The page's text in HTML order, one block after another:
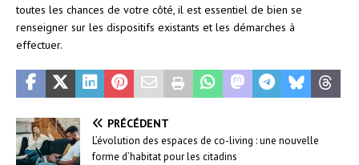
toutes les chances de votre côté, il est essentiel de bien se
renseigner sur les dispositifs existants et les démarches à
effectuer.
PRÉCÉDENT
L’évolution des espaces de co-living : une nouvelle
forme d’habitat pour les citadins